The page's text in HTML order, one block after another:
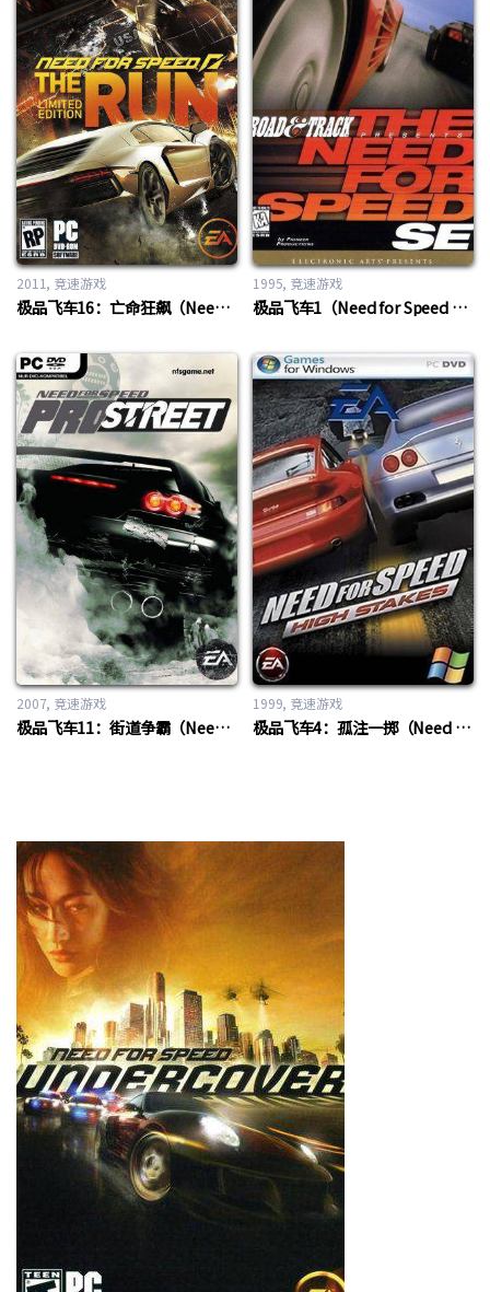
2011 竞速游戏
极品飞车16：亡命狂飙（Need for Speed 16: The Run）
1995 竞速游戏
极品飞车1（Need for Speed 1）
2007 竞速游戏
极品飞车11：街道争霸（Need for Speed 11: ProStreet）
1999 竞速游戏
极品飞车4：孤注一掷（Need For Speed 4: High Stakes）